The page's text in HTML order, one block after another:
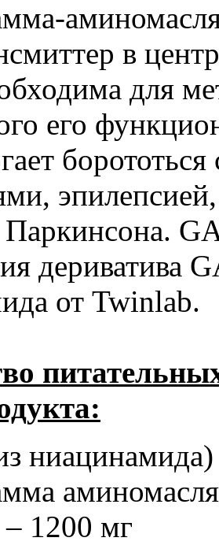
в
для
его
Паркинсона.
дериватива
от Twinlab.
1200 мг